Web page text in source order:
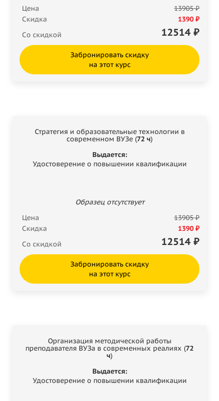
Цена
13905 ₽
Скидка
1390 ₽
Со скидкой
12514 ₽
Забронировать скидку
на этот курс
Стратегия и образовательные технологии в
современном ВУЗе (72 ч)
Выдается:
Удостоверение о повышении квалификации
Образец отсутствует
Цена
13905 ₽
Скидка
1390 ₽
Со скидкой
12514 ₽
Забронировать скидку
на этот курс
Организация методической работы
преподавателя ВУЗа в современных реалиях (72
ч)
Выдается:
Удостоверение о повышении квалификации